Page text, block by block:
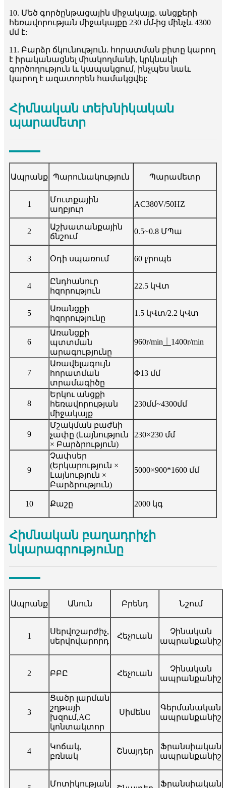
10. Մեծ գործընթացային միջակայք. անցքերի
հեռավորության միջակայքը 230 մմ-ից մինչև 4300
մմ է:
11. Բարձր ճկունություն. հորատման բիտը կարող
է իրականացնել միակողմանի, կրկնակի
գործողություն և կապակցում, ինչպես նաև
կարող է ազատորեն համակցվել:
Հիմնական տեխնիկական
պարամետր
Ապրանք Պարունակություն Պարամետր
1
Մուտքային
աղբյուր
AC380V/50HZ
2
Աշխատանքային
ճնշում
0.5~0.8 ՄՊա
3 Օդի սպառում 60 լ/րոպե
4
Ընդհանուր
հզորություն
22.5 կՎտ
5
Առանցքի
հզորությունը
1.5 կՎտ/2.2 կՎտ
6
Առանցքի
պտտման
արագությունը
960r/min⏊1400r/min
7
Առավելագույն
հորատման
տրամագիծը
Φ13 մմ
8
Երկու անցքի
հեռավորության
միջակայք
230մմ~4300մմ
9
Մշակման բաժնի
չափը (Լայնություն
× Բարձրություն)
230×230 մմ
9
Չափսեր
(Երկարություն ×
Լայնություն ×
Բարձրություն)
5000×900*1600 մմ
10 Քաշը 2000 կգ
Հիմնական բաղադրիչի
նկարագրությունը
Ապրանք Անուն Բրենդ Նշում
1
Սերվոշարժիչ,
սերվովարորդ
Հեչուան
Չինական
ապրանքանիշ
2 ԲԲԸ Հեչուան
Չինական
ապրանքանիշ
3
Ցածր լարման
շղթայի
խզում,AC
կոնտակտոր
Սիմենս
Գերմանական
ապրանքանիշ
4
Կոճակ,
բռնակ
Շնայդեր
Ֆրանսիական
ապրանքանիշ
Մոտիկության Ֆրանսիական